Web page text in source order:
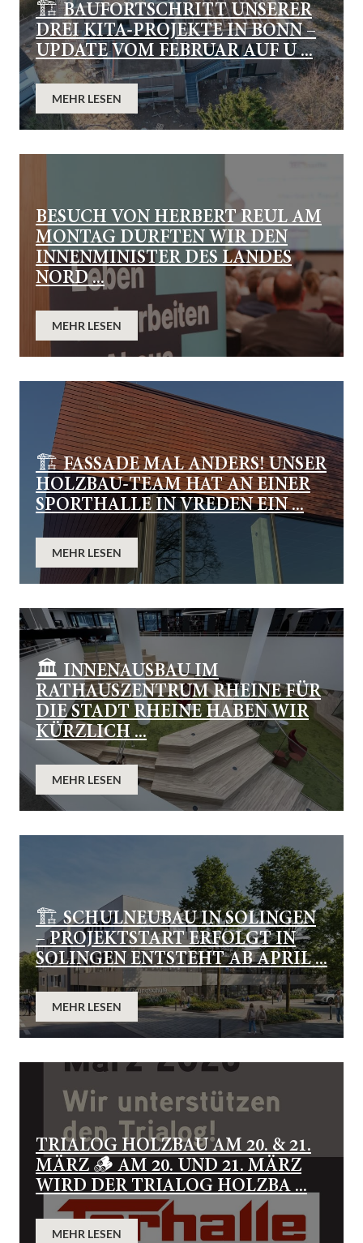
🏗️ BAUFORTSCHRITT UNSERER
DREI KITA-PROJEKTE IN BONN –
UPDATE VOM FEBRUAR AUF U ...
MEHR LESEN
BESUCH VON HERBERT REUL AM
MONTAG DURFTEN WIR DEN
INNENMINISTER DES LANDES
NORD ...
MEHR LESEN
🏗️ FASSADE MAL ANDERS! UNSER
HOLZBAU-TEAM HAT AN EINER
SPORTHALLE IN VREDEN EIN ...
MEHR LESEN
🏛️ INNENAUSBAU IM
RATHAUSZENTRUM RHEINE FÜR
DIE STADT RHEINE HABEN WIR
KÜRZLICH ...
MEHR LESEN
🏗️ SCHULNEUBAU IN SOLINGEN
– PROJEKTSTART ERFOLGT IN
SOLINGEN ENTSTEHT AB APRIL ...
MEHR LESEN
TRIALOG HOLZBAU AM 20. & 21.
MÄRZ 🪵 AM 20. UND 21. MÄRZ
WIRD DER TRIALOG HOLZBA ...
MEHR LESEN